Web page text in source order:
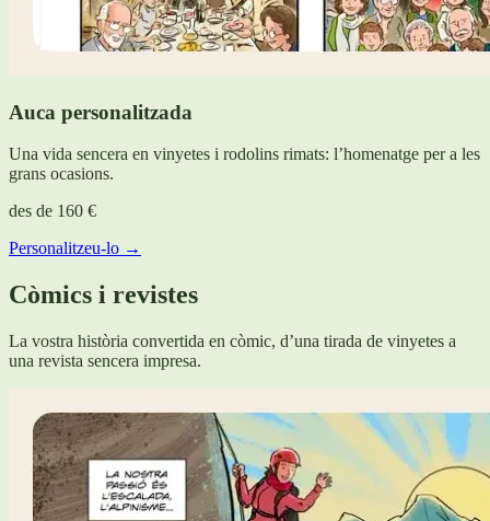
Auca personalitzada
Una vida sencera en vinyetes i rodolins rimats: l’homenatge per a les
grans ocasions.
des de 160 €
Personalitzeu-lo →
Còmics i revistes
La vostra història convertida en còmic, d’una tirada de vinyetes a
una revista sencera impresa.